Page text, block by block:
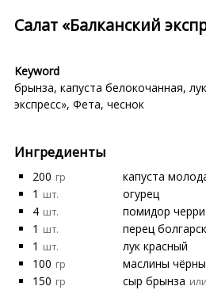
Салат «Балканский
Keyword
брынза, капуста белокочанная,
экспресс», Фета, чеснок
Ингредиенты
200 гр
капуста
1 шт.
огурец
4 шт. помидор черри
1 шт.
перец
1 шт.
лук красный
100 гр
маслины
150 гр сыр брынза